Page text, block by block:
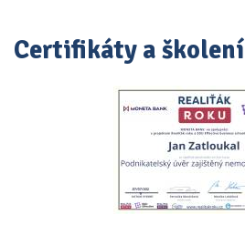
Certifikáty a školení